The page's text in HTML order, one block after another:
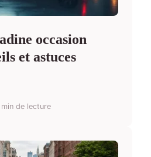
occasion
et astuces
min de lecture